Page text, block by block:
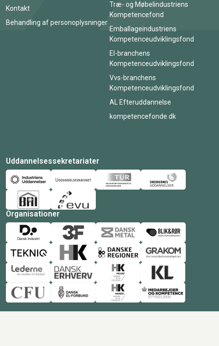
Kontakt
Behandling af personoplysninger
Træ- og Møbelindustriens
Kompetencefond
Emballageindustriens
Kompetenceudviklingsfond
El-branchens
Kompetenceudviklingsfond
Vvs-branchens
Kompetenceudviklingsfond
AL Efteruddannelse
kompetencefonde.dk
Uddannelsessekretariater
Organisationer